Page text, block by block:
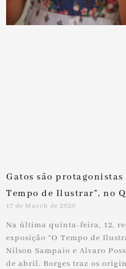
Gatos são protagonistas
Tempo de Ilustrar”, no
17 de March de 2020
Na última quinta-feira, 12,
exposição “O Tempo de
Nilson Sampaio e Alvaro
de abril. Borges traz os